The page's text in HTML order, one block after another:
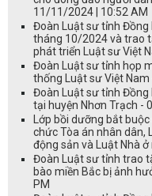
11/11/2024 | 10:52 AM
Đoàn Luật sư tỉnh Đồng
tháng 10/2024 và trao
phát triển Luật sư Việt
Đoàn Luật sư tỉnh họp
thống Luật sư Việt
Đoàn Luật sư tỉnh Đồng
tại huyện Nhơn Trạch -
Lớp bồi dưỡng bắt
chức Tòa án nhân dân,
động sản và Luật Nhà
Đoàn Luật sư tỉnh trao
bào miền Bắc bị ảnh
PM